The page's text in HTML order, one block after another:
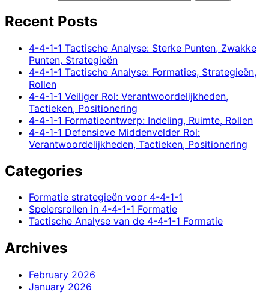
Recent Posts
4-4-1-1 Tactische Analyse: Sterke Punten, Zwakke
Punten, Strategieën
4-4-1-1 Tactische Analyse: Formaties, Strategieën,
Rollen
4-4-1-1 Veiliger Rol: Verantwoordelijkheden,
Tactieken, Positionering
4-4-1-1 Formatieontwerp: Indeling, Ruimte, Rollen
4-4-1-1 Defensieve Middenvelder Rol:
Verantwoordelijkheden, Tactieken, Positionering
Categories
Formatie strategieën voor 4-4-1-1
Spelersrollen in 4-4-1-1 Formatie
Tactische Analyse van de 4-4-1-1 Formatie
Archives
February 2026
January 2026